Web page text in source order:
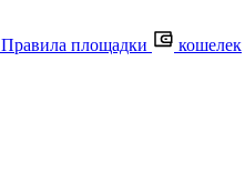
Правила площадки кошелек